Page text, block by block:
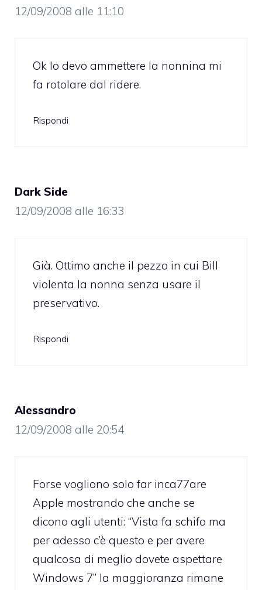
12/09/2008 alle 11:10
Ok lo devo ammettere la nonnina mi
fa rotolare dal ridere.
Rispondi
Dark Side
12/09/2008 alle 16:33
Già. Ottimo anche il pezzo in cui Bill
violenta la nonna senza usare il
preservativo.
Rispondi
Alessandro
12/09/2008 alle 20:54
Forse vogliono solo far inca77are
Apple mostrando che anche se
dicono agli utenti: “Vista fa schifo ma
per adesso c’è questo e per avere
qualcosa di meglio dovete aspettare
Windows 7” la maggioranza rimane